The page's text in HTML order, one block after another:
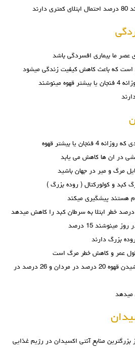
عصر ما بیماری افسردگی باشد
است که باعث کاهش کیفیت زندگی میشود
یا بیشتر قهوه
مرگ و میر در جهان باشید
کبد و کولورکتال ( روده بزرگ )
هستند پیشگیری میکند
بزرگ دارند
طول عمر و کاهش خطر مرگ است
دو مطالعه بزرگ نشان میدهد نوشیدن قهوه 20 درصد در مردان و 26 درصد در
بزرگترین منابع آنتی اکسیدان در رژیم غذایی